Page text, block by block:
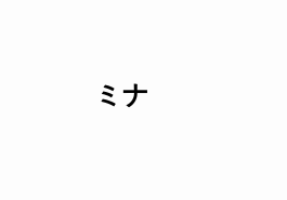
ミナ